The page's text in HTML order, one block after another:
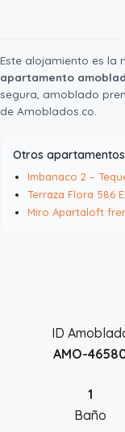
Este alojamiento es la
apartamento
segura, amoblado
de Amoblados.co.
Otros
Imbanaco 2 –
Terraza Flora 586
Miro Apartaloft
ID
AMO-
1
Baño